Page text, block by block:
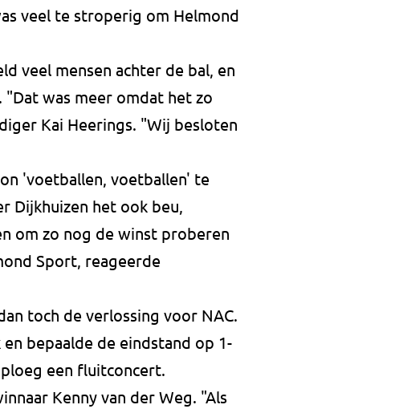
veel te stroperig om Helmond
veel mensen achter de bal, en
was meer omdat het zo
Kai Heerings. "Wij besloten
'voetballen, voetballen' te
Dijkhuizen het ook beu,
om zo nog de winst proberen
Sport, reageerde
toch de verlossing voor NAC.
bepaalde de eindstand op 1-
een fluitconcert.
Kenny van der Weg. "Als